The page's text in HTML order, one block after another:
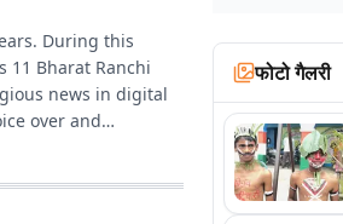
During this
11 Bharat Ranchi
news in digital
over and
फोटो गैलरी